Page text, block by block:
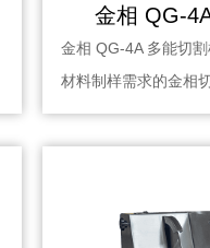
金相 QG-
金相 QG-4A 多能切
材料制样需求的金相
与适应···